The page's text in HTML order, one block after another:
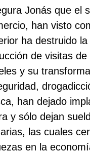
Jonás que el
han visto
ha destruido
de visitas
y su
han dejado
y sólo dejan
las cuales
en la